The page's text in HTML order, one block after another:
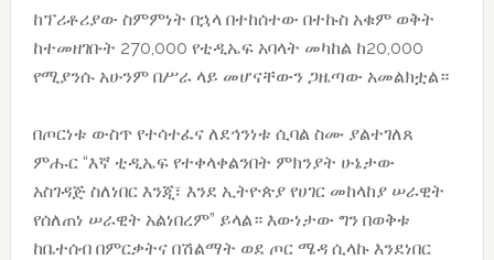
ከፕሪቶሪያው ስምምነት በኋላ በተከሰተው በተኩስ አቁም ወቅት
ከተመዘገቡት 270,000 የቲዲኤፍ አባላት መካከል ከ20,000
የሚያንሱ አሁንም በሥራ ላይ መሆናቸውን ጋዜጣው አመልክቷል።
በጦርነቱ ውስጥ የተሳተፈና ለደኅንነቱ ሲባል ስሙ ያልተገለጸ
ምሑር “እኛ ቲዲኤፍ የተቀላቀልንበት ምክንያት ሁኔታው
አስገዳጅ ስለነበር እንጂ፣ እንደ ኢትዮጵያ የሀገር መከላከያ ሠራዊት
የሰለጠነ ሠራዊት አልነበረም” ይላል። እውነታው ግን በወቅቱ
ከቤተሰብ በምርቃትና በሽልማት ወደ ጦር ሜዳ ሲላኩ እንደነበር